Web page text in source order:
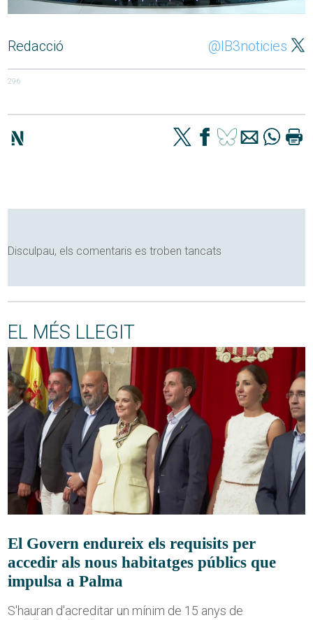
Redacció @IB3noticies
296
Disculpau, els comentaris es troben tancats
EL MÉS LLEGIT
El Govern endureix els requisits per
accedir als nous habitatges públics que
impulsa a Palma
S'hauran d'acreditar un mínim de 15 anys de